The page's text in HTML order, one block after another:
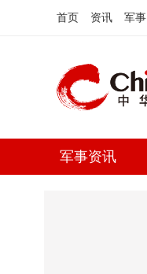
首页 资讯 军事
军事资讯